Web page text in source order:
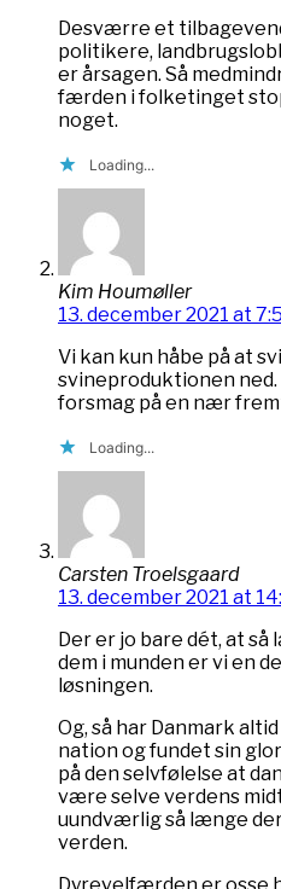
Desværre et
politikere,
er årsagen. Så
færden i folketinget
noget.
Loading...
Kim Houmøller
13. december 2021 at
Vi kan kun håbe på at
svineproduktionen
forsmag på en nær
Loading...
Carsten Troelsgaard
13. december 2021 at
Der er jo bare dét, at
dem i munden er vi en
løsningen.
Og, så har Danmark
nation og fundet sin
på den selvfølelse at
være selve verdens
uundværlig så længe
verden.